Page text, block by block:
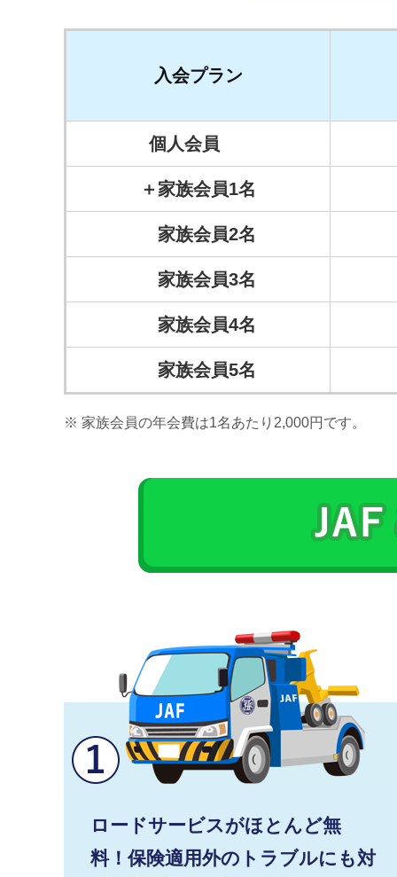
入会プラン
個人会員
＋家族会員1名
家族会員2名
家族会員3名
家族会員4名
家族会員5名
家族会員の年会費は1名あたり2,000円です。
ロードサービスがほとんど無
料！保険適用外のトラブルにも対